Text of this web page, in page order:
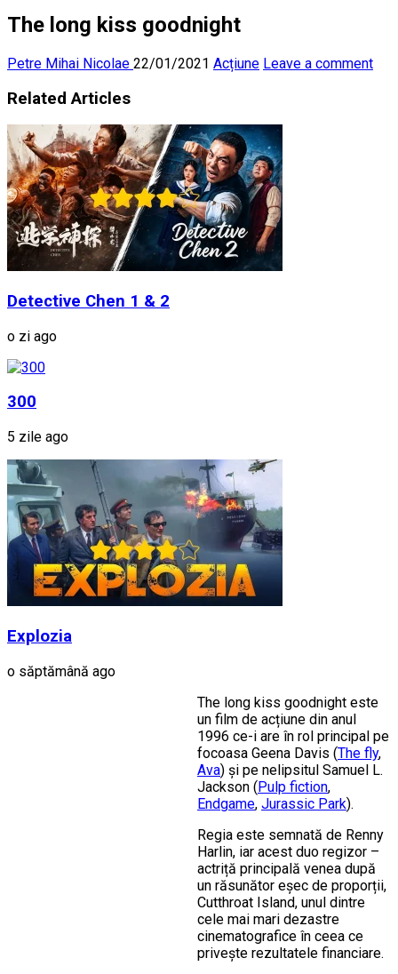
The long kiss goodnight
Petre Mihai Nicolae 22/01/2021 Acțiune Leave a comment
Related Articles
Detective Chen 1 & 2
o zi ago
300
5 zile ago
Explozia
o săptămână ago
The long kiss goodnight este
un film de acțiune din anul
1996 ce-i are în rol principal pe
focoasa Geena Davis (The fly,
Ava) și pe nelipsitul Samuel L.
Jackson (Pulp fiction,
Endgame, Jurassic Park).
Regia este semnată de Renny
Harlin, iar acest duo regizor –
actriță principală venea după
un răsunător eșec de proporții,
Cutthroat Island, unul dintre
cele mai mari dezastre
cinematografice în ceea ce
privește rezultatele financiare.